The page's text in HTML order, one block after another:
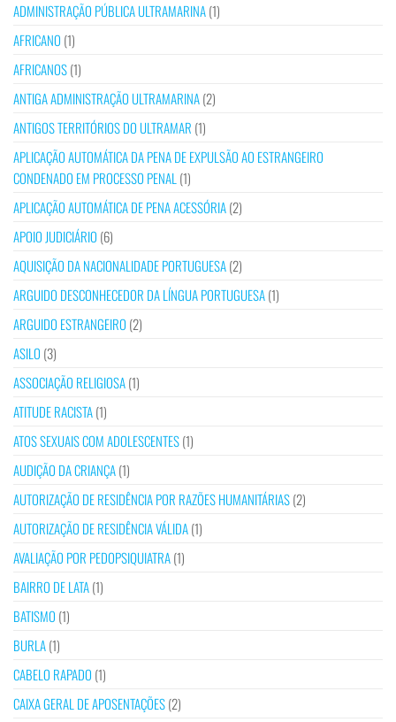
ADMINISTRAÇÃO PÚBLICA ULTRAMARINA(1)
AFRICANO (1)
AFRICANOS(1)
ANTIGA ADMINISTRAÇÃO ULTRAMARINA(2)
ANTIGOS TERRITÓRIOS DO ULTRAMAR (1)
APLICAÇÃO AUTOMÁTICA DA PENA DE EXPULSÃO AO ESTRANGEIRO
CONDENADO EM PROCESSO PENAL (1)
APLICAÇÃO AUTOMÁTICA DE PENA ACESSÓRIA(2)
APOIO JUDICIÁRIO (6)
AQUISIÇÃO DA NACIONALIDADE PORTUGUESA(2)
ARGUIDO DESCONHECEDOR DA LÍNGUA PORTUGUESA(1)
ARGUIDO ESTRANGEIRO (2)
ASILO (3)
ASSOCIAÇÃO RELIGIOSA(1)
ATITUDE RACISTA(1)
ATOS SEXUAIS COM ADOLESCENTES(1)
AUDIÇÃO DA CRIANÇA(1)
AUTORIZAÇÃO DE RESIDÊNCIA POR RAZÕES HUMANITÁRIAS(2)
AUTORIZAÇÃO DE RESIDÊNCIA VÁLIDA(1)
AVALIAÇÃO POR PEDOPSIQUIATRA(1)
BAIRRO DE LATA(1)
BATISMO (1)
BURLA(1)
CABELO RAPADO (1)
CAIXA GERAL DE APOSENTAÇÕES(2)